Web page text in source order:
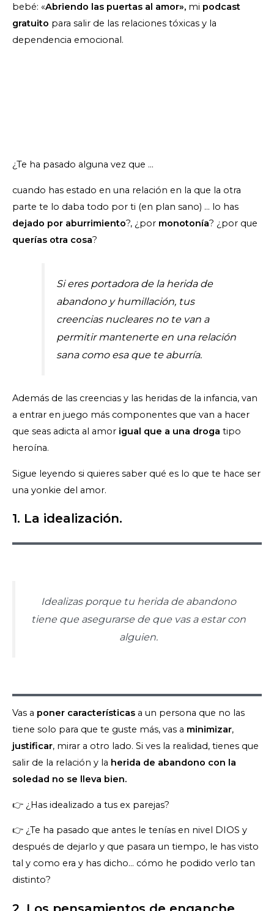
bebé: «Abriendo las puertas al amor», mi podcast
gratuito para salir de las relaciones tóxicas y la
dependencia emocional.
¿Te ha pasado alguna vez que …
cuando has estado en una relación en la que la otra
parte te lo daba todo por ti (en plan sano) … lo has
dejado por aburrimiento?, ¿por monotonía? ¿por que
querías otra cosa?
Si eres portadora de la herida de
abandono y humillación, tus
creencias nucleares no te van a
permitir mantenerte en una relación
sana como esa que te aburría.
Además de las creencias y las heridas de la infancia, van
a entrar en juego más componentes que van a hacer
que seas adicta al amor igual que a una droga tipo
heroína.
Sigue leyendo si quieres saber qué es lo que te hace ser
una yonkie del amor.
1. La idealización.
Idealizas porque tu herida de abandono
tiene que asegurarse de que vas a estar con
alguien.
Vas a poner características a un persona que no las
tiene solo para que te guste más, vas a minimizar,
justificar, mirar a otro lado. Si ves la realidad, tienes que
salir de la relación y la herida de abandono con la
soledad no se lleva bien.
👉 ¿Has idealizado a tus ex parejas?
👉 ¿Te ha pasado que antes le tenías en nivel DIOS y
después de dejarlo y que pasara un tiempo, le has visto
tal y como era y has dicho… cómo he podido verlo tan
distinto?